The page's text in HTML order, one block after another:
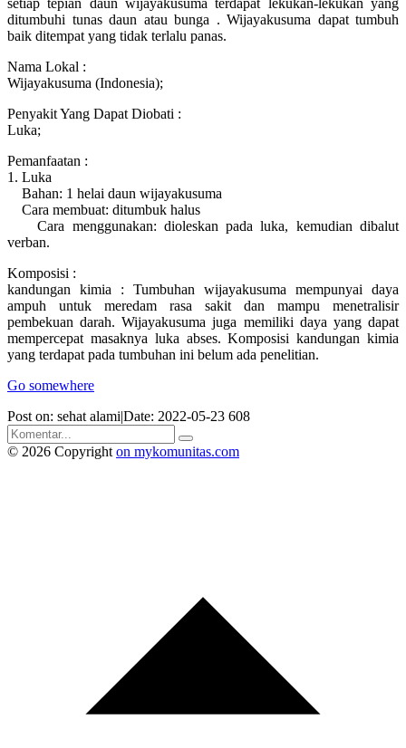
setiap tepian daun wijayakusuma terdapat lekukan-lekukan yang
ditumbuhi tunas daun atau bunga . Wijayakusuma dapat tumbuh
baik ditempat yang tidak terlalu panas.
Nama Lokal :
Wijayakusuma (Indonesia);
Penyakit Yang Dapat Diobati :
Luka;
Pemanfaatan :
1. Luka
Bahan: 1 helai daun wijayakusuma
Cara membuat: ditumbuk halus
Cara menggunakan: dioleskan pada luka, kemudian dibalut
verban.
Komposisi :
kandungan kimia : Tumbuhan wijayakusuma mempunyai daya
ampuh untuk meredam rasa sakit dan mampu menetralisir
pembekuan darah. Wijayakusuma juga memiliki daya yang dapat
mempercepat masaknya luka abses. Komposisi kandungan kimia
yang terdapat pada tumbuhan ini belum ada penelitian.
Go somewhere
Post on: sehat alami|Date: 2022-05-23 608
© 2026 Copyright on mykomunitas.com